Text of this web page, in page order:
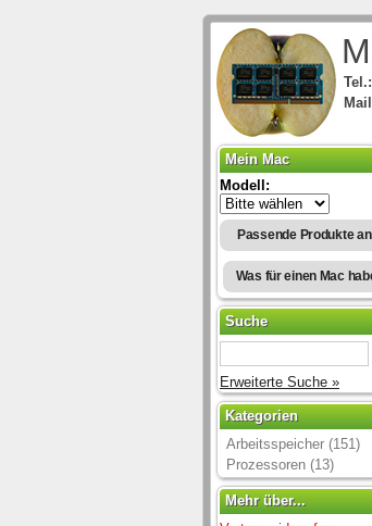
Mein Mac
Modell:
Passende Produkte
Was für einen Mac
Suche
Erweiterte Suche »
Kategorien
Arbeitsspeicher (151)
Prozessoren (13)
Mehr über...
Tel.: